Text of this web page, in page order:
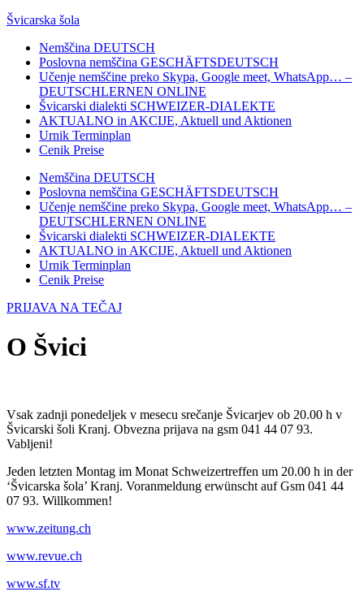
Švicarska šola
Nemščina DEUTSCH
Poslovna nemščina GESCHÄFTSDEUTSCH
Učenje nemščine preko Skypa, Google meet, WhatsApp… –
DEUTSCHLERNEN ONLINE
Švicarski dialekti SCHWEIZER-DIALEKTE
AKTUALNO in AKCIJE, Aktuell und Aktionen
Urnik Terminplan
Cenik Preise
Nemščina DEUTSCH
Poslovna nemščina GESCHÄFTSDEUTSCH
Učenje nemščine preko Skypa, Google meet, WhatsApp… –
DEUTSCHLERNEN ONLINE
Švicarski dialekti SCHWEIZER-DIALEKTE
AKTUALNO in AKCIJE, Aktuell und Aktionen
Urnik Terminplan
Cenik Preise
PRIJAVA NA TEČAJ
O Švici
Vsak zadnji ponedeljek v mesecu srečanje Švicarjev ob 20.00 h v
Švicarski šoli Kranj. Obvezna prijava na gsm 041 44 07 93.
Vabljeni!
Jeden letzten Montag im Monat Schweizertreffen um 20.00 h in der
‘Švicarska šola’ Kranj. Voranmeldung erwünscht auf Gsm 041 44
07 93. Willkommen!
www.zeitung.ch
www.revue.ch
www.sf.tv